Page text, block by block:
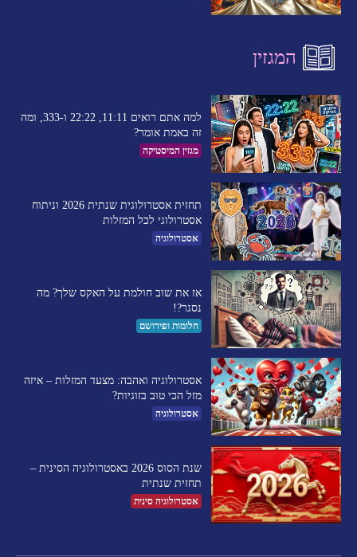
המגזין
למה אתם רואים 11:11, 22:22 ו-333, ומה
זה באמת אומר?
מגזין המיסטיקה
תחזית אסטרולוגית שנתית 2026 וניתוח
אסטרולוגי לכל המזלות
אסטרולוגיה
אז את שוב חולמת על האקס שלך? מה
נסגר?!
חלומות ופירושם
אסטרולוגיה ואהבה: מצעד המזלות – איזה
מזל הכי טוב בזוגיות?
אסטרולוגיה
שנת הסוס 2026 באסטרולוגיה הסינית –
תחזית שנתית
אסטרולוגיה סינית